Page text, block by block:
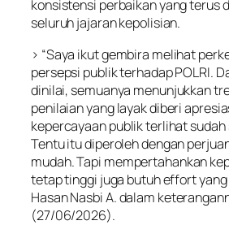
konsistensi perbaikan yang terus
seluruh jajaran kepolisian.
> “Saya ikut gembira melihat
persepsi publik terhadap POLRI.
dinilai, semuanya menunjukkan
penilaian yang layak diberi
kepercayaan publik terlihat sudah
Tentu itu diperoleh dengan
mudah. Tapi mempertahankan
tetap tinggi juga butuh effort yang
Hasan Nasbi A. dalam
(27/06/2026).